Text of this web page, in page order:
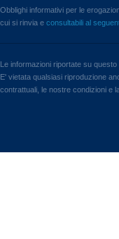
Obblighi informativi per le
cui si rinvia e consultabili al
Le informazioni riportate su
E' vietata qualsiasi riproduzione
contrattuali, le nostre condizioni e